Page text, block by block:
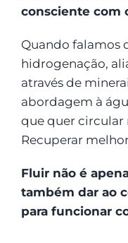
consciente com
Quando falamos
hidrogenação,
através de
abordagem à
que quer circular
Recuperar
Fluir não é
também dar ao
para funcionar